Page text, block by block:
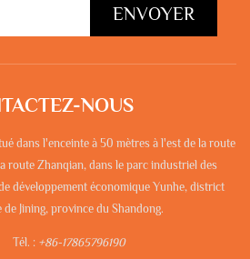
ENVOYER
NOUS
dans l'enceinte à 50 mètres à l'est de la route
route Zhanqian, dans le parc industriel des
développement économique Yunhe, district
de Jining, province du Shandong.
Tél. : +86-17865796190